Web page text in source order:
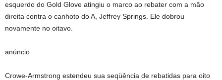
esquerdo do Gold Glove atingiu o marco ao rebater com a mão
direita contra o canhoto do A, Jeffrey Springs. Ele dobrou
novamente no oitavo.
anúncio
Crowe-Armstrong estendeu sua seqüência de rebatidas para oito